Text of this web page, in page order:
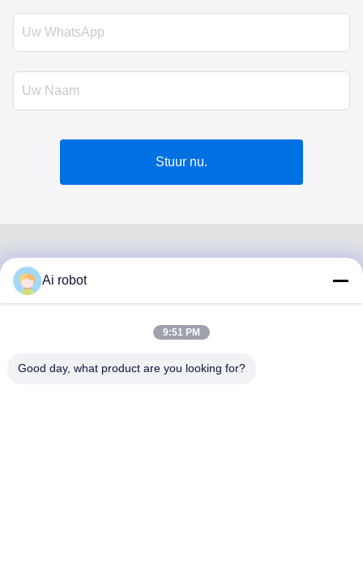
Stuur nu.
LABORATORY
Ai robot
9:51 PM
Good day, what product are you looking for?